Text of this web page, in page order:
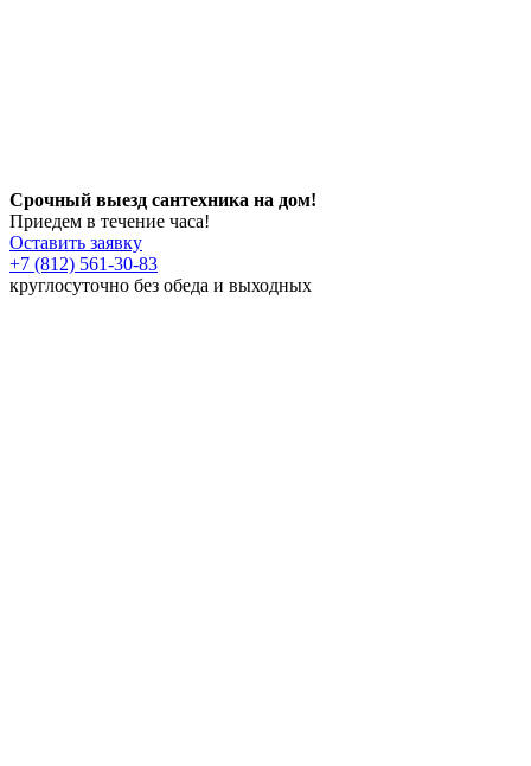
Срочный выезд сантехника на дом!
Приедем в течение часа!
Оставить заявку
+7 (812) 561-30-83
круглосуточно без обеда и выходных